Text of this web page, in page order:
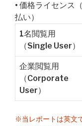
• 価格ライセンス
払い）
1名閲覧用
（Single User）
企業閲覧用
（Corporate
User）
※当レポートは英文